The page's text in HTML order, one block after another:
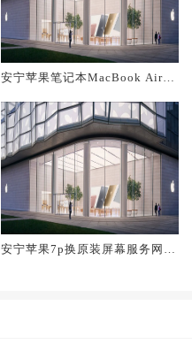
安宁苹果笔记本MacBook Air换
安宁苹果7p换原装屏幕服务网点